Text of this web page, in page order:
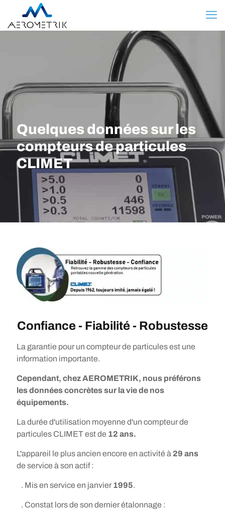
Quelques données sur les
compteurs de particules
CLIMET
Confiance - Fiabilité - Robustesse
La garantie pour un compteur de particules est une
information importante.
Cependant, chez AEROMETRIK, nous préférons
les données concrètes sur la vie de nos
équipements.
La durée d'utilisation moyenne d'un compteur de
particules CLIMET est de 12 ans.
L'appareil le plus ancien encore en activité à 29 ans
de service à son actif :
. Mis en service en janvier 1995.
. Constat lors de son dernier étalonnage :